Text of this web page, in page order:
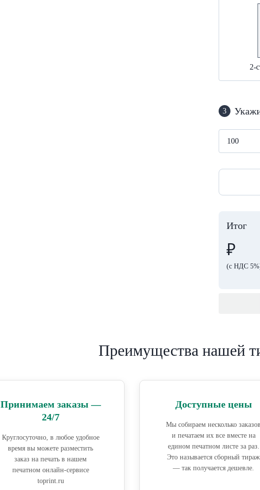
2-
3
Итог
₽
(с НДС
Преимущества нашей
Принимаем заказы —
24/7
Круглосуточно, в любое удобное
время вы можете разместить
заказ на печать в нашем
печатном онлайн-сервисе
toprint.ru
Доступные цены
Мы собираем несколько заказов
и печатаем их все вместе на
едином печатном листе за раз.
Это называется сборный тираж
— так получается дешевле.